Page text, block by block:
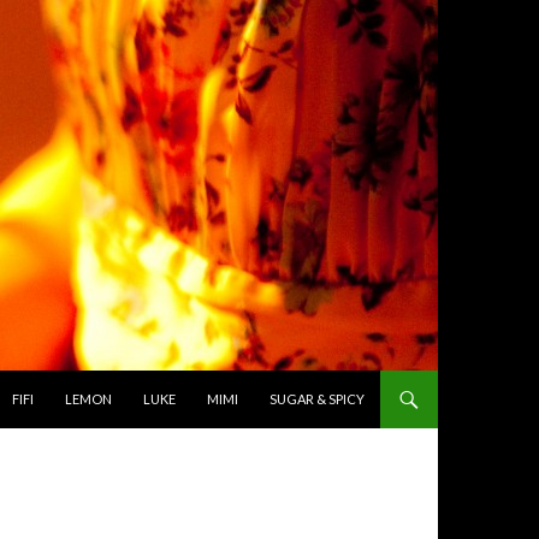
FIFI
LEMON LUKE MIMI SUGAR & SPICY